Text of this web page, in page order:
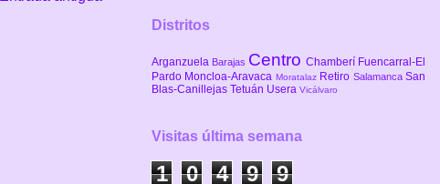
Distritos
Arganzuela Barajas Centro Chamberí Fuencarral-El
Pardo Moncloa-Aravaca Moratalaz Retiro SalamancaSan
Blas-Canillejas Tetuán Usera Vicálvaro
Visitas última semana
1 0 4 9 9